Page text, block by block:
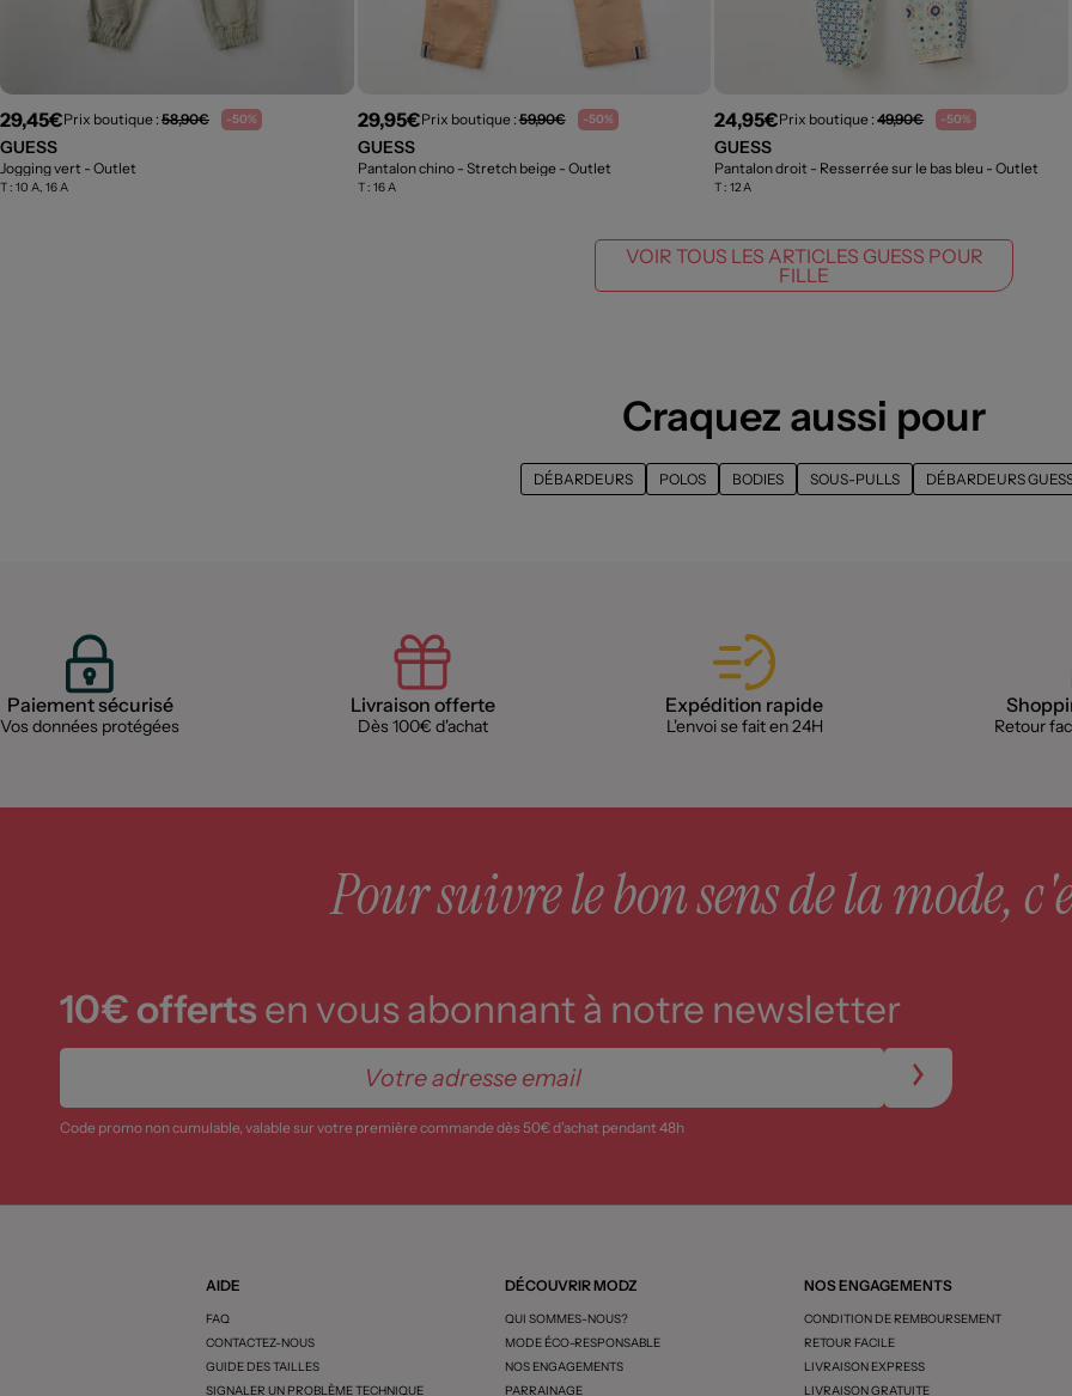
29,45€Prix boutique : 58,90€ -50%
GUESS
Jogging vert - Outlet
T : 10 A, 16 A
29,95€Prix boutique :59,90€ -50%
GUESS
Pantalon chino - Stretch beige - Outlet
T : 16 A
24,95€Prix boutique :49,90€ -50%
GUESS
Pantalon droit - Resserrée sur le bas bleu - Outlet
T :12 A
VOIR TOUS LES ARTICLES GUESS POUR
FILLE
Craquez aussi pour
DÉBARDEURS POLOS BODIES SOUS-PULLS DÉBARDEURS
Paiement sécurisé
Vos données protégées
Livraison offerte
Dès 100€ d'achat
Expédition rapide
L'envoi se fait en 24H Retour
Pour suivre le bon sens de la mode,
10€ offerts en vous abonnant à notre newsletter
Code promo non cumulable, valable sur votre première commande dès 50€ d’achat pendant 48h
AIDE
FAQ
CONTACTEZ-NOUS
GUIDE DES TAILLES
SIGNALER UN PROBLÈME TECHNIQUE
DÉCOUVRIR MODZ
QUI SOMMES-NOUS?
MODE ÉCO-RESPONSABLE
NOS ENGAGEMENTS
PARRAINAGE
NOS ENGAGEMENTS
CONDITION DE REMBOURSEMENT
RETOUR FACILE
LIVRAISON EXPRESS
LIVRAISON GRATUITE